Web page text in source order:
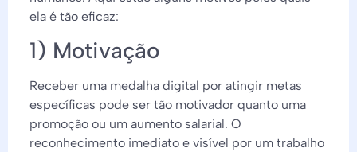
ela é tão eficaz:
1) Motivação
Receber uma medalha digital por atingir metas
específicas pode ser tão motivador quanto uma
promoção ou um aumento salarial. O
reconhecimento imediato e visível por um trabalho